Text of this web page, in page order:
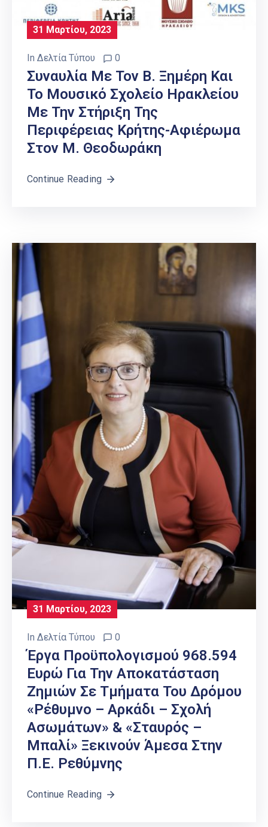
31 Μαρτίου, 2023
In Δελτία Τύπου 0
Συναυλία Με Τον Β. Ξημέρη Και
Το Μουσικό Σχολείο Ηρακλείου
Με Την Στήριξη Της
Περιφέρειας Κρήτης-Αφιέρωμα
Στον Μ. Θεοδωράκη
Continue Reading
31 Μαρτίου, 2023
In Δελτία Τύπου 0
Έργα Προϋπολογισμού 968.594
Ευρώ Για Την Αποκατάσταση
Ζημιών Σε Τμήματα Του Δρόμου
«Ρέθυμνο – Αρκάδι – Σχολή
Ασωμάτων» & «Σταυρός –
Μπαλί» Ξεκινούν Άμεσα Στην
Π.Ε. Ρεθύμνης
Continue Reading